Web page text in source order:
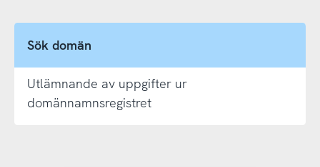
Sök domän
Utlämnande av uppgifter ur
domännamnsregistret